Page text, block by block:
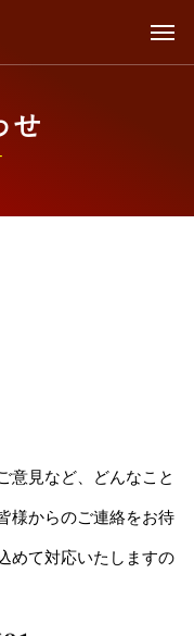
せ
意見など、どんなこと
様からのご連絡をお待
めて対応いたしますの